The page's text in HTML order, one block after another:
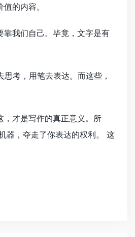
的内容。
靠我们自己。毕竟，文字是有
考，用笔去表达。而这些，
，才是写作的真正意义。所
器，夺走了你表达的权利。 这